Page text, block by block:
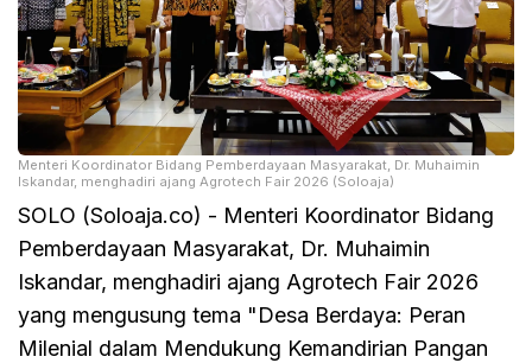
Menteri Koordinator Bidang Pemberdayaan Masyarakat, Dr. Muhaimin
Iskandar, menghadiri ajang Agrotech Fair 2026 (Soloaja)
SOLO (Soloaja.co) - Menteri Koordinator Bidang
Pemberdayaan Masyarakat, Dr. Muhaimin
Iskandar, menghadiri ajang Agrotech Fair 2026
yang mengusung tema "Desa Berdaya: Peran
Milenial dalam Mendukung Kemandirian Pangan